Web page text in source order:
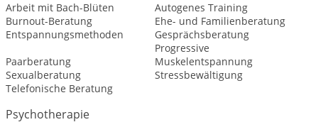
Arbeit mit Bach-Blüten
Autogenes Training
Burnout-Beratung
Ehe- und Familienberatung
Entspannungsmethoden
Gesprächsberatung
Paarberatung
Progressive
Muskelentspannung
Sexualberatung
Stressbewältigung
Telefonische Beratung
Psychotherapie